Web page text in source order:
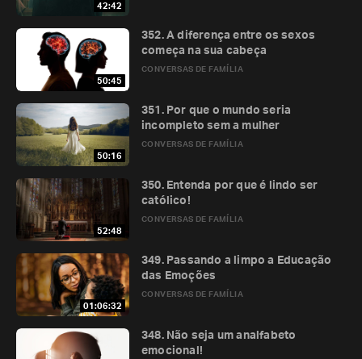
42:42
50:45
CONVERSAS DE FAMÍLIA
352. A diferença entre os sexos
começa na sua cabeça
50:16
CONVERSAS DE FAMÍLIA
351. Por que o mundo seria
incompleto sem a mulher
52:48
CONVERSAS DE FAMÍLIA
350. Entenda por que é lindo ser
católico!
01:06:32
CONVERSAS DE FAMÍLIA
349. Passando a limpo a Educação
das Emoções
348. Não seja um analfabeto
emocional!